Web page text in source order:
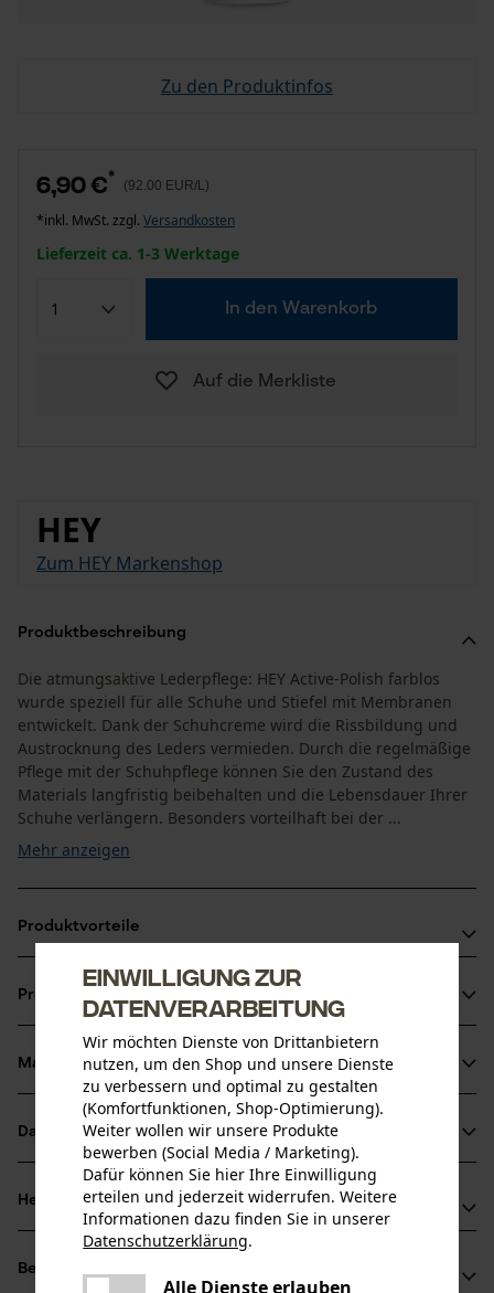
Zu den Produktinfos
6,90 €*
(92.00 EUR/L)
*inkl. MwSt. zzgl. Versandkosten
Lieferzeit ca. 1-3 Werktage
In den Warenkorb
Auf die Merkliste
HEY
Zum HEY Markenshop
Produktbeschreibung
Die atmungsaktive Lederpflege: HEY Active-Polish farblos
wurde speziell für alle Schuhe und Stiefel mit Membranen
entwickelt. Dank der Schuhcreme wird die Rissbildung und
Austrocknung des Leders vermieden. Durch die regelmäßige
Pflege mit der Schuhpflege können Sie den Zustand des
Materials langfristig beibehalten und die Lebensdauer Ihrer
Schuhe verlängern. Besonders vorteilhaft bei der ...
Mehr anzeigen
Produktvorteile
Schuhcreme für Pflege und Imprägnierung
Lederpflege für starken Schutz gegen Wasser und
Schmutz
Mit Schwamm-Aufsatz für einfaches Auftragen der
Schuhcreme
Produktinformationen
Produktdetails
Aktivitätstyp
Pflegen, Schützen, Imprägnieren
Altersgruppe
Erwachsener
Material & Pflege
Material
Hauptmaterial
Datenblätter
Herstellerdatenblatt (PDF)
Sicherheitsdatenblätter (PDF)
Herstellerinformationen
Schweizer-Effax GmbH
Westring 24
Bewertungen
Einwilligung zur
Datenverarbeitung
Wir möchten Dienste von Drittanbietern
nutzen, um den Shop und unsere Dienste
zu verbessern und optimal zu gestalten
(Komfortfunktionen, Shop-Optimierung).
Weiter wollen wir unsere Produkte
bewerben (Social Media / Marketing).
Dafür können Sie hier Ihre Einwilligung
erteilen und jederzeit widerrufen. Weitere
Informationen dazu finden Sie in unserer
Datenschutzerklärung.
Alle Dienste erlauben
Es ist ein Fehler aufgetreten. Bitte